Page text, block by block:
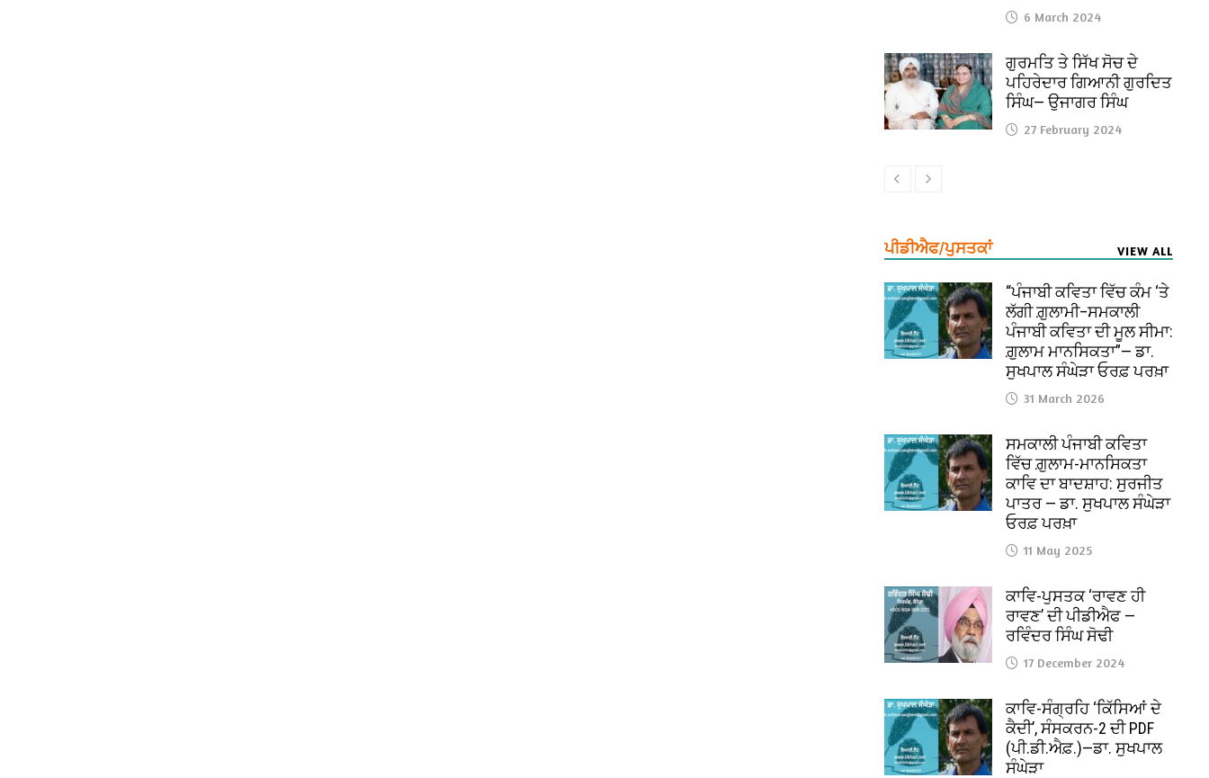
6 March 2024
ਗੁਰਮਤਿ ਤੇ ਸਿੱਖ ਸੋਚ ਦੇ
ਪਹਿਰੇਦਾਰ ਗਿਆਨੀ ਗੁਰਦਿਤ
ਸਿੰਘ— ਉਜਾਗਰ ਸਿੰਘ
27 February 2024
ਪੀਡੀਐਫ/ਪੁਸਤਕਾਂ VIEW ALL
“ਪੰਜਾਬੀ ਕਵਿਤਾ ਵਿੱਚ ਕੰਮ ‘ਤੇ
ਲੱਗੀ ਗ਼ੁਲਾਮੀ–ਸਮਕਾਲੀ
ਪੰਜਾਬੀ ਕਵਿਤਾ ਦੀ ਮੂਲ ਸੀਮਾ:
ਗ਼ੁਲਾਮ ਮਾਨਸਿਕਤਾ”— ਡਾ.
ਸੁਖਪਾਲ ਸੰਘੇੜਾ ਓਰਫ਼ ਪਰਖ਼ਾ
31 March 2026
ਸਮਕਾਲੀ ਪੰਜਾਬੀ ਕਵਿਤਾ
ਵਿੱਚ ਗ਼ੁਲਾਮ-ਮਾਨਸਿਕਤਾ
ਕਾਵਿ ਦਾ ਬਾਦਸ਼ਾਹ: ਸੁਰਜੀਤ
ਪਾਤਰ — ਡਾ. ਸੁਖਪਾਲ ਸੰਘੇੜਾ
ਓਰਫ਼ ਪਰਖ਼ਾ
11 May 2025
ਕਾਵਿ-ਪੁਸਤਕ ‘ਰਾਵਣ ਹੀ
ਰਾਵਣ’ ਦੀ ਪੀਡੀਐਫ —
ਰਵਿੰਦਰ ਸਿੰਘ ਸੋਢੀ
17 December 2024
ਕਾਵਿ-ਸੰਗ੍ਰਹਿ ‘ਕਿੱਸਿਆਂ ਦੇ
ਕੈਦੀ’, ਸੰਸਕਰਨ-2 ਦੀ PDF
(ਪੀ.ਡੀ.ਐਫ਼.)—ਡਾ. ਸੁਖਪਾਲ
ਸੰਘੇੜਾ